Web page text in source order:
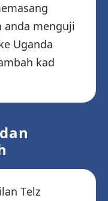
anda menguji
Uganda
kad
Telz